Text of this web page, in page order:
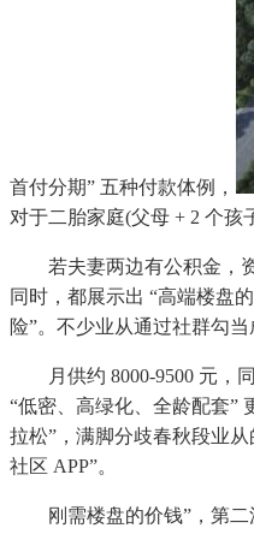
首付分期” 五种付款体例，
对于二胎家庭(父母 + 2 个孩
若夫妻两边有公积金，资
同时，都展示出 “高端楼盘
险”。不少业从通过社群勾当
月供约 8000-9500 元，同
“低密、高绿化、全龄配套”
拉松”，满脚分歧春秋段业
社区 APP”。
刚需楼盘的价钱”，第二沉